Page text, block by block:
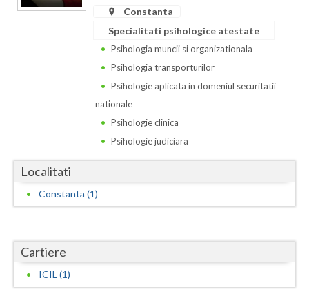
Caras-Severin
Galati
Giurgiu
Harghita
Hunedoara
Constanta
Specialitati psihologice atestate
Psihologia muncii si organizationala
Psihologia transporturilor
Psihologie aplicata in domeniul securitatii
nationale
Psihologie clinica
Psihologie judiciara
Localitati
Constanta (1)
Cartiere
ICIL (1)